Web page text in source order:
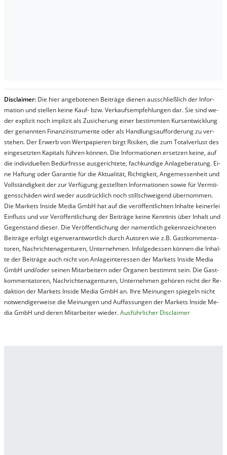
Dis­clai­mer: Die hier an­ge­bo­te­nen Bei­trä­ge die­nen aus­schließ­lich der In­for­
ma­t­ion und stel­len kei­ne Kauf- bzw. Ver­kaufs­em­pfeh­lung­en dar. Sie sind we­
der ex­pli­zit noch im­pli­zit als Zu­sich­er­ung ei­ner be­stim­mt­en Kurs­ent­wick­lung
der ge­nan­nt­en Fi­nanz­in­stru­men­te oder als Handl­ungs­auf­for­der­ung zu ver­
steh­en. Der Er­werb von Wert­pa­pier­en birgt Ri­si­ken, die zum To­tal­ver­lust des
ein­ge­setz­ten Ka­pi­tals füh­ren kön­nen. Die In­for­ma­tion­en er­setz­en kei­ne, auf
die in­di­vi­du­el­len Be­dür­fnis­se aus­ge­rich­te­te, fach­kun­di­ge An­la­ge­be­ra­tung. Ei­
ne Haf­tung oder Ga­ran­tie für die Ak­tu­ali­tät, Rich­tig­keit, An­ge­mes­sen­heit und
Vol­lständ­ig­keit der zur Ver­fü­gung ge­stel­lt­en In­for­ma­tion­en so­wie für Ver­mö­
gens­schä­den wird we­der aus­drück­lich noch stil­lschwei­gend über­nom­men.
Die Mar­kets In­side Me­dia GmbH hat auf die ver­öf­fent­lich­ten In­hal­te kei­ner­lei
Ein­fluss und vor Ver­öf­fent­lich­ung der Bei­trä­ge kei­ne Ken­nt­nis über In­halt und
Ge­gen­stand die­ser. Die Ver­öf­fent­lich­ung der na­ment­lich ge­kenn­zeich­net­en
Bei­trä­ge er­folgt ei­gen­ver­ant­wort­lich durch Au­tor­en wie z.B. Gast­kom­men­ta­
tor­en, Nach­richt­en­ag­en­tur­en, Un­ter­neh­men. In­fol­ge­des­sen kön­nen die In­hal­
te der Bei­trä­ge auch nicht von An­la­ge­in­te­res­sen der Mar­kets In­side Me­dia
GmbH und/oder sei­nen Mit­ar­bei­tern oder Or­ga­nen be­stim­mt sein. Die Gast­
kom­men­ta­tor­en, Nach­rich­ten­ag­en­tur­en, Un­ter­neh­men ge­hör­en nicht der Re­
dak­tion der Mar­kets In­side Me­dia GmbH an. Ihre Mei­nung­en spie­geln nicht
not­wen­di­ger­wei­se die Mei­nung­en und Auf­fas­sung­en der Mar­kets In­side Me­
dia GmbH und de­ren Mit­ar­bei­ter wie­der.Aus­führ­lich­er Dis­clai­mer